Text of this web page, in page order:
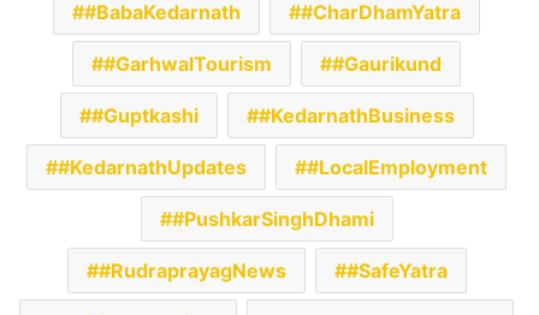
#BabaKedarnath #CharDhamYatra
#GarhwalTourism #Gaurikund
#Guptkashi #KedarnathBusiness
#KedarnathUpdates #LocalEmployment
#PushkarSinghDhami
#RudraprayagNews #SafeYatra